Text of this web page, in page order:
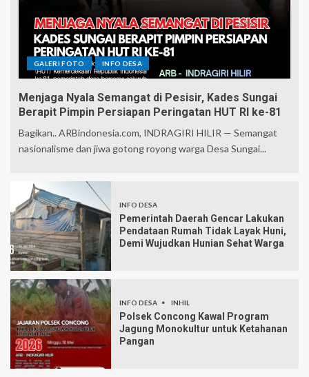
GALERI FOTO INFO DESA
Menjaga Nyala Semangat di Pesisir, Kades Sungai
Berapit Pimpin Persiapan Peringatan HUT RI ke-81
Bagikan.. ARBindonesia.com, INDRAGIRI HILIR — Semangat
nasionalisme dan jiwa gotong royong warga Desa Sungai...
INFO DESA
Pemerintah Daerah Gencar Lakukan
Pendataan Rumah Tidak Layak Huni,
Demi Wujudkan Hunian Sehat Warga
INFO DESA INHIL
Polsek Concong Kawal Program
Jagung Monokultur untuk Ketahanan
Pangan